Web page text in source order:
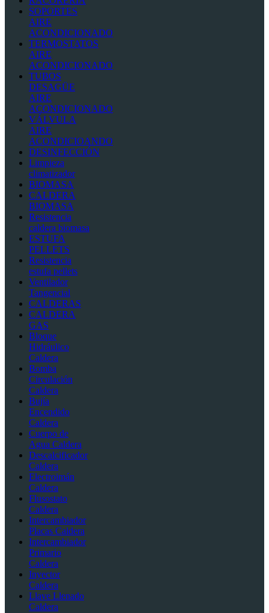
SOPORTES
AIRE
ACONDICIONADO
TERMOSTATOS
AIRE
ACONDICIONADO
TUBOS
DESAGÜE
AIRE
ACONDICIONADO
VÁLVULA
AIRE
ACONDICIOANDO
DESINFECCIÓN
Limpieza
climatizador
BIOMASA
CALDERA
BIOMASA
Resistencia
caldera biomasa
ESTUFA
PELLETS
Resistencia
estufa pellets
Ventilador
Tangencial
CALDERAS
CALDERA
GAS
Bloque
Hidráulico
Caldera
Bomba
Circulación
Caldera
Bujía
Encendido
Caldera
Cuerpo de
Agua Caldera
Descalcificador
Caldera
Electroimán
Caldera
Flusostato
Caldera
Intercambiador
Placas Caldera
Intercambiador
Primario
Caldera
Inyector
Caldera
Llave Llenado
Caldera